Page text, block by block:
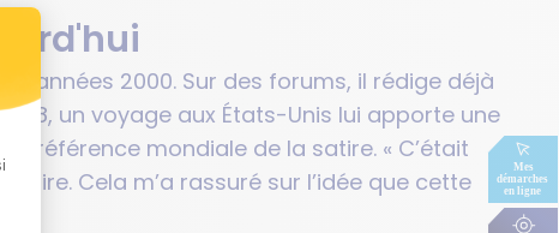
années 2000. Sur des forums, il rédige déjà
un voyage aux États-Unis lui apporte une
référence mondiale de la satire. « C’était
Cela m’a rassuré sur l’idée que cette